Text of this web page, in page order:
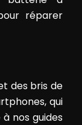
réparer
des bris de
qui
nos guides